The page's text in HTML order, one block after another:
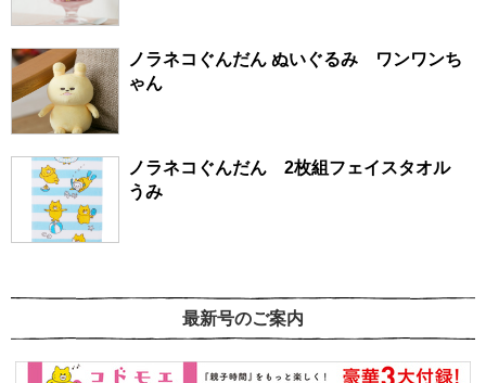
ノラネコぐんだん ぬいぐるみ ワンワンち
ゃん
ノラネコぐんだん 2枚組フェイスタオル
うみ
最新号のご案内